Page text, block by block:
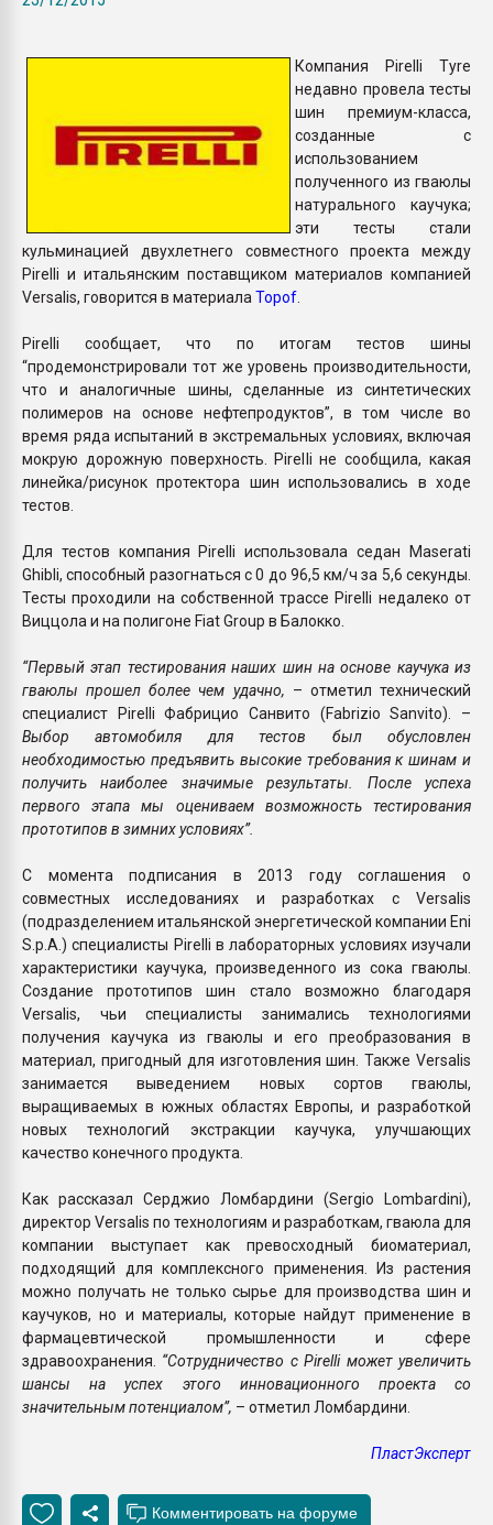
ПЕРЕЙТИ НА
Компания Pirelli Tyre
недавно провела тесты
шин премиум-класса,
созданные с
использованием
полученного из гваюлы
натурального каучука;
эти тесты стали
кульминацией двухлетнего совместного проекта между
Pirelli и итальянским поставщиком материалов компанией
Versalis, говорится в материала Topof
Pirelli сообщает, что по итогам тестов шины
“продемонстрировали тот же уровень производительности,
что и аналогичные шины, сделанные из синтетических
полимеров на основе нефтепродуктов”, в том числе во
время ряда испытаний в экстремальных условиях, включая
мокрую дорожную поверхность. Pirelli не сообщила, какая
линейка/рисунок протектора шин использовались в ходе
тестов.
Для тестов компания Pirelli использовала седан Maserati
Ghibli, способный разогнаться с 0 до 96,5 км/ч за 5,6 секунды.
Тесты проходили на собственной трассе Pirelli недалеко от
Виццола и на полигоне Fiat Group в Балокко.
“Первый этап тестирования наших шин на основе каучука из
гваюлы прошел более чем удачно, – отметил технический
специалист Pirelli Фабрицио Санвито (Fabrizio Sanvito). –
Выбор автомобиля для тестов был обусловлен
необходимостью предъявить высокие требования к шинам и
получить наиболее значимые результаты. После успеха
первого этапа мы оцениваем возможность тестирования
прототипов в зимних условиях”.
С момента подписания в 2013 году соглашения о
совместных исследованиях и разработках с Versalis
(подразделением итальянской энергетической компании Eni
S.p.A.) специалисты Pirelli в лабораторных условиях изучали
характеристики каучука, произведенного из сока гваюлы.
Создание прототипов шин стало возможно благодаря
Versalis, чьи специалисты занимались технологиями
получения каучука из гваюлы и его преобразования в
материал, пригодный для изготовления шин. Также Versalis
занимается выведением новых сортов гваюлы,
выращиваемых в южных областях Европы, и разработкой
новых технологий экстракции каучука, улучшающих
качество конечного продукта.
Как рассказал Серджио Ломбардини (Sergio Lombardini),
директор Versalis по технологиям и разработкам, гваюла для
компании выступает как превосходный биоматериал,
подходящий для комплексного применения. Из растения
можно получать не только сырье для производства шин и
каучуков, но и материалы, которые найдут применение в
фармацевтической промышленности и сфере
здравоохранения. “Сотрудничество с Pirelli может увеличить
шансы на успех этого инновационного проекта со
значительным потенциалом”, – отметил Ломбардини.
ПластЭксперт